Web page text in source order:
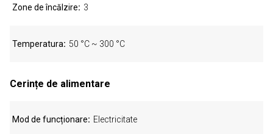
Zone de încălzire 3
Temperatura 50 °C ~ 300 °C
Cerințe de alimentare
Mod de funcționare Electricitate